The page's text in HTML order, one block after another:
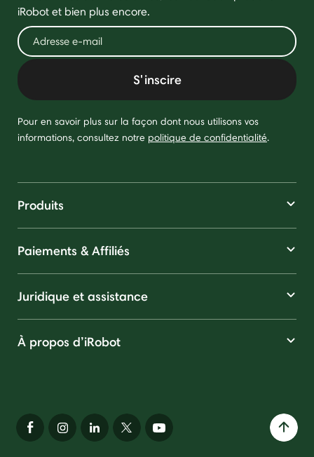
iRobot et bien plus encore.
S'inscire
Pour en savoir plus sur la façon dont nous utilisons vos
informations, consultez notre politique de confidentialité.
Produits
Paiements & Affiliés
Juridique et assistance
À propos d’iRobot